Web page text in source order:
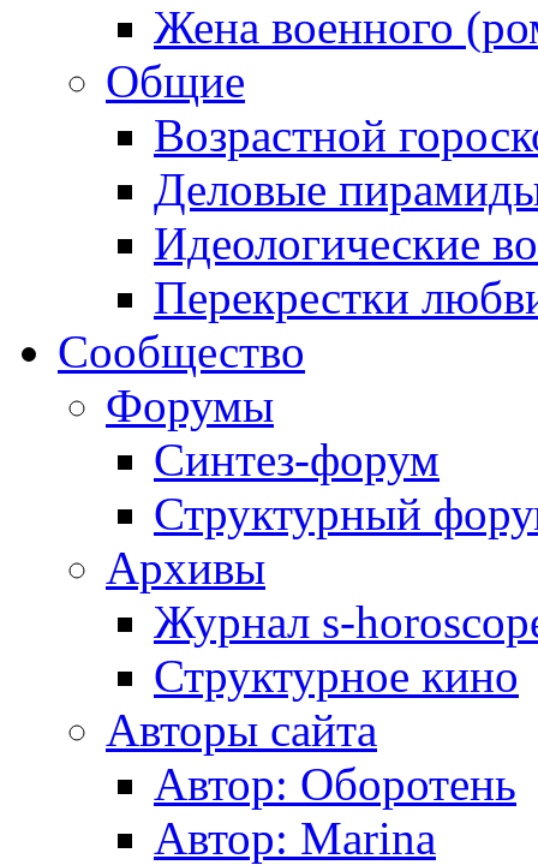
Жена военного
Общие
Возрастной
Деловые
Идеологические
Перекрестки
Сообщество
Форумы
Синтез-форум
Структурный
Архивы
Журнал s-
Структурное кино
Авторы сайта
Автор: Оборотень
Автор: Marina